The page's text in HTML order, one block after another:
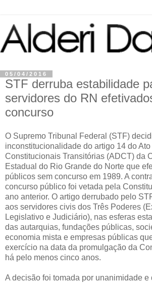
05/04/2016
STF derruba estabilidade
servidores do RN
concurso
O Supremo Tribunal Federal (STF)
inconstitucionalidade do artigo 14 do
Constitucionais Transitórias (ADCT) da
Estadual do Rio Grande do Norte que
públicos sem concurso em 1989. A
concurso público foi vetada pela
ano anterior. O artigo derrubado pelo
aos servidores civis dos Três Poderes
Legislativo e Judiciário), nas esferas
das autarquias, fundações públicas,
economia mista e empresas públicas
exercício na data da promulgação da
há pelo menos cinco anos.
A decisão foi tomada por unanimidade e